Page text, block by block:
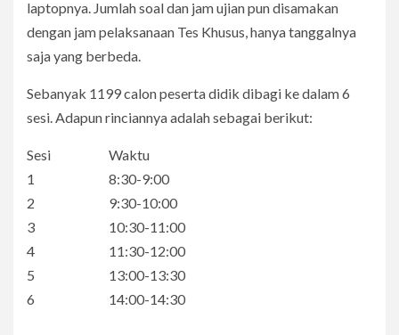
laptopnya. Jumlah soal dan jam ujian pun disamakan
dengan jam pelaksanaan Tes Khusus, hanya tanggalnya
saja yang berbeda.
Sebanyak 1199 calon peserta didik dibagi ke dalam 6
sesi. Adapun rinciannya adalah sebagai berikut:
Sesi
Waktu
1
8:30-9:00
2
9:30-10:00
3
10:30-11:00
4
11:30-12:00
5
13:00-13:30
6
14:00-14:30